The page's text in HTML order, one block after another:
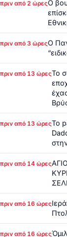
πριν από 2 ώρεςΟ
πριν από 3 ώρεςΟ
πριν από 13 ώρεςΤο
πριν από 13 ώρεςΤο
πριν από 14 ώρες
πριν από 16 ώρες
πριν από 16 ώρες